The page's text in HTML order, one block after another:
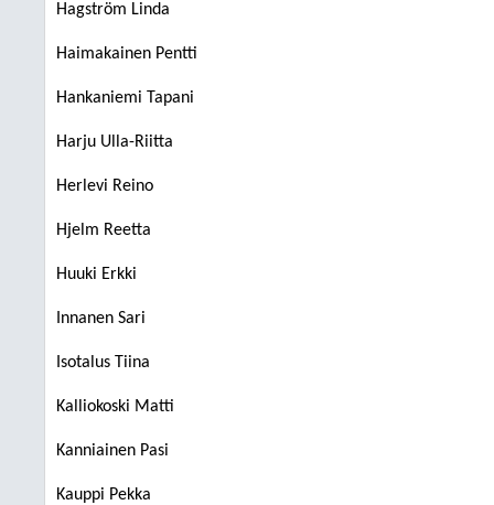
Hagström Linda
Haimakainen Pentti
Hankaniemi Tapani
Harju Ulla-Riitta
Herlevi Reino
Hjelm Reetta
Huuki Erkki
Innanen Sari
Isotalus Tiina
Kalliokoski Matti
Kanniainen Pasi
Kauppi Pekka